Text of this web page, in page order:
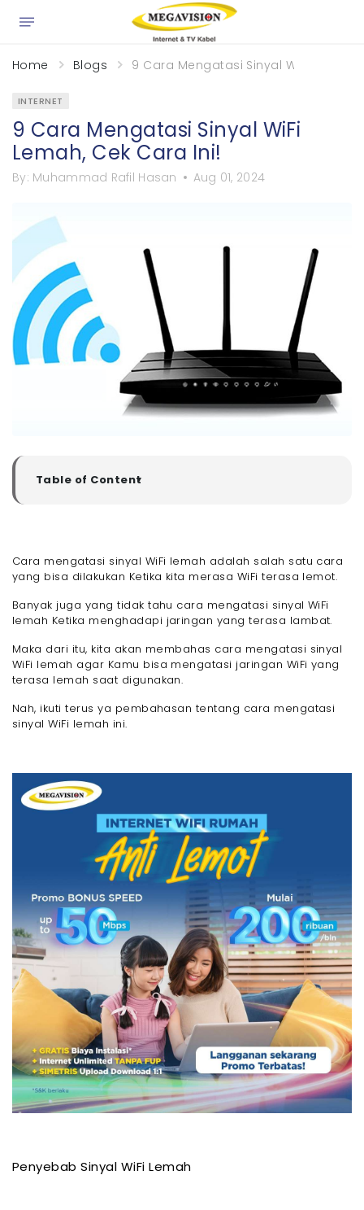
Home Blogs 9 Cara Mengatasi Sinyal WiFi Lemah,
INTERNET
9 Cara Mengatasi Sinyal WiFi
Lemah, Cek Cara Ini!
By: Muhammad Rafil Hasan Aug 01, 2024
Table of Content
▼
- 3. Pengaturan Channel Tidak Tepat
- 5. Perangkat Lunak Belum Diperbaharui
- 6. Banyaknya Perangkat yang Terhubung ke WiFi
- Cara Mengatasi Sinyal WiFi Lemah
- 1. Jauhkan Router WiFi dari Perangkat Elektronik
Lainnya
Router
- 3. Sering Mengubah Password WiFi
- 5. Coba Ubah Frekuensi WiFi
- 6. Gunakan Aplikasi Penguat Sinyal WiFi
- 7. Pindahkan Lokasi Router ke Tempat yang
Lebih Strategis
- 8. Updgrade Software Perangkat yang Ingin
Terhubung ke WiFi
- 9. Gunakan Provider ISP yang Berkualitas
- Tips Agar Sinyal WiFi Tidak Lemah Lagi
- 1. Berlangganan Provider ISP Megavision
- 2. Membeli Router dengan Teknologi Terbaru
- Akhir Kata
- FAQ Seputar Cara Mengatasi Sinyal WiFi Lemah
Cara mengatasi sinyal WiFi lemah adalah salah satu cara
yang bisa dilakukan Ketika kita merasa WiFi terasa lemot.
Banyak juga yang tidak tahu cara mengatasi sinyal WiFi
lemah Ketika menghadapi jaringan yang terasa lambat.
Maka dari itu, kita akan membahas cara mengatasi sinyal
WiFi lemah agar Kamu bisa mengatasi jaringan WiFi yang
terasa lemah saat digunakan.
Nah, ikuti terus ya pembahasan tentang cara mengatasi
sinyal WiFi lemah ini.
Penyebab Sinyal WiFi Lemah